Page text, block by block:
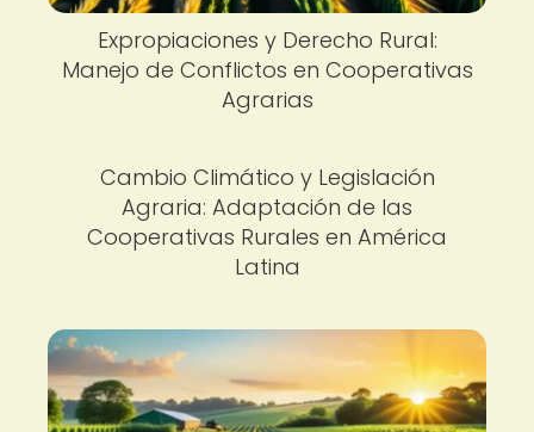
Expropiaciones y Derecho Rural:
Manejo de Conflictos en Cooperativas
Agrarias
Cambio Climático y Legislación
Agraria: Adaptación de las
Cooperativas Rurales en América
Latina